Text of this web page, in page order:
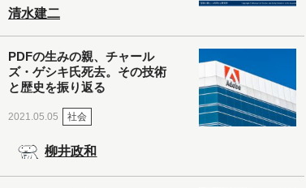
清水建二
PDFの生みの親、チャール
ズ・ゲシキ氏死去。その技術
と歴史を振り返る
2021.05.05 社会
柳井政和